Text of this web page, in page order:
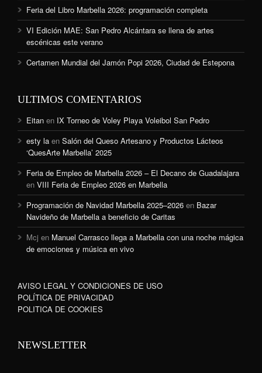
Feria del Libro Marbella 2026: programación completa
VI Edición MAE: San Pedro Alcántara se llena de artes
escénicas este verano
Certamen Mundial del Jamón Popi 2026, Ciudad de Estepona
ULTIMOS COMENTARIOS
Eitan en IX Torneo de Voley Playa Voleibol San Pedro
esty la en Salón del Queso Artesano y Productos Lácteos
‘QuesArte Marbella’ 2025
Feria de Empleo de Marbella 2026 – El Decano de Guadalajara
en VIII Feria de Empleo 2026 en Marbella
Programación de Navidad Marbella 2025–2026 en Bazar
Navideño de Marbella a beneficio de Caritas
Mcj en Manuel Carrasco llega a Marbella con una noche mágica
de emociones y música en vivo
AVISO LEGAL Y CONDICIONES DE USO
POLÍTICA DE PRIVACIDAD
POLITICA DE COOKIES
NEWSLETTER